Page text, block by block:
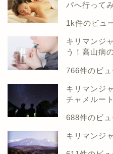
パへ行って
1k件のビュ
キリマンジ
う！高山病
766件のビュ
キリマンジ
チャメルー
688件のビュ
キリマンジ